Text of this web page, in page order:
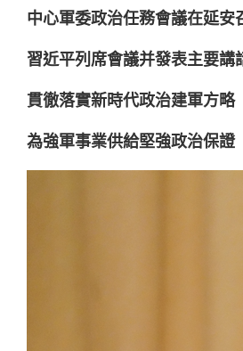
中心軍委政治任務會議在延安
習近平列席會議并發表主要講
貫徹落實新時代政治建軍方略
為強軍事業供給堅強政治保證